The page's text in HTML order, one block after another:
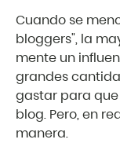
Cuando se
bloggers", la
mente un
grandes
gastar para
blog. Pero, en
manera.